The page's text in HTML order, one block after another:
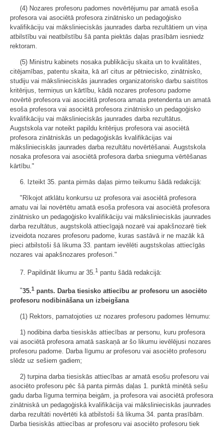
(4) Nozares profesoru padomes novērtējumu par amatā esoša
profesora vai asociētā profesora zinātnisko un pedagoģisko
kvalifikāciju vai mākslinieciskās jaunrades darba rezultātiem un viņa
atbilstību vai neatbilstību šā panta piektās daļas prasībām iesniedz
rektoram.
(5) Ministru kabinets nosaka publikāciju skaita un to kvalitātes,
citējamības, patentu skaita, kā arī citus ar pētniecisko, zinātnisko,
studiju vai mākslinieciskās jaunrades organizatorisko darbu saistītos
kritērijus, termiņus un kārtību, kādā nozares profesoru padome
novērtē profesora vai asociētā profesora amata pretendenta un amatā
esoša profesora vai asociētā profesora zinātnisko un pedagoģisko
kvalifikāciju vai mākslinieciskās jaunrades darba rezultātus.
Augstskola var noteikt papildu kritērijus profesora vai asociētā
profesora zinātniskās un pedagoģiskās kvalifikācijas vai
mākslinieciskās jaunrades darba rezultātu novērtēšanai. Augstskola
nosaka profesora vai asociētā profesora darba snieguma vērtēšanas
kārtību."
6. Izteikt 35. panta pirmās daļas pirmo teikumu šādā redakcijā:
"Rīkojot atklātu konkursu uz profesora vai asociētā profesora
amatu vai lai novērtētu amatā esoša profesora vai asociētā profesora
zinātnisko un pedagoģisko kvalifikāciju vai mākslinieciskās jaunrades
darba rezultātus, augstskolā attiecīgajā nozarē vai apakšnozarē tiek
izveidota nozares profesoru padome, kuras sastāvā ir ne mazāk kā
pieci atbilstoši šā likuma 33. pantam ievēlēti augstskolas attiecīgās
nozares vai apakšnozares profesori."
7. Papildināt likumu ar 35.1 pantu šādā redakcijā:
"35.1 pants. Darba tiesisko attiecību ar profesoru un asociēto
profesoru nodibināšana un izbeigšana
(1) Rektors, pamatojoties uz nozares profesoru padomes lēmumu:
1) nodibina darba tiesiskās attiecības ar personu, kuru profesora
vai asociētā profesora amatā saskaņā ar šo likumu ievēlējusi nozares
profesoru padome. Darba līgumu ar profesoru vai asociēto profesoru
slēdz uz sešiem gadiem;
2) turpina darba tiesiskās attiecības ar amatā esošu profesoru vai
asociēto profesoru pēc šā panta pirmās daļas 1. punktā minētā sešu
gadu darba līguma termiņa beigām, ja profesora vai asociētā profesora
zinātniskā un pedagoģiskā kvalifikācija vai mākslinieciskās jaunrades
darba rezultāti novērtēti kā atbilstoši šā likuma 34. panta prasībām.
Darba tiesiskās attiecības ar profesoru vai asociēto profesoru tiek